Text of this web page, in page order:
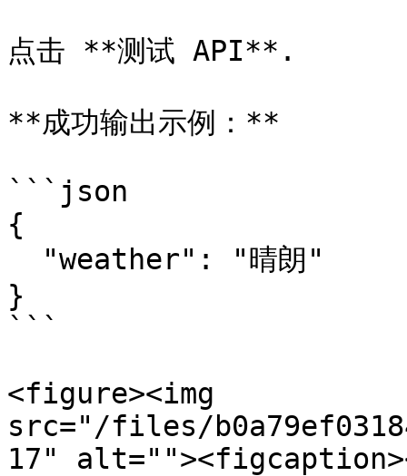
点击 **测试 API**.
**成功输出示例：**
```json
{
}
```
<figure><img
src="/files/
17"